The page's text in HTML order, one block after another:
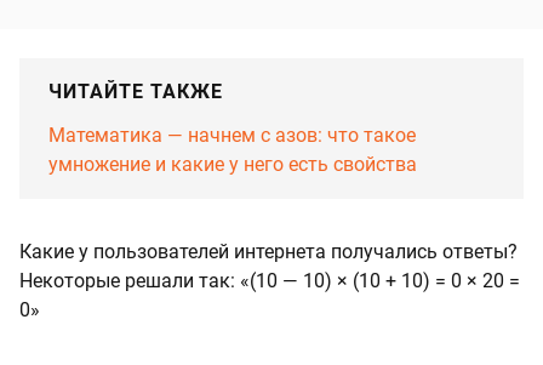
ЧИТАЙТЕ ТАКЖЕ
Математика — начнем с азов: что такое
умножение и какие у него есть свойства
Какие у пользователей интернета получались ответы?
Некоторые решали так: «(10 — 10) × (10 + 10) = 0 × 20 =
0»